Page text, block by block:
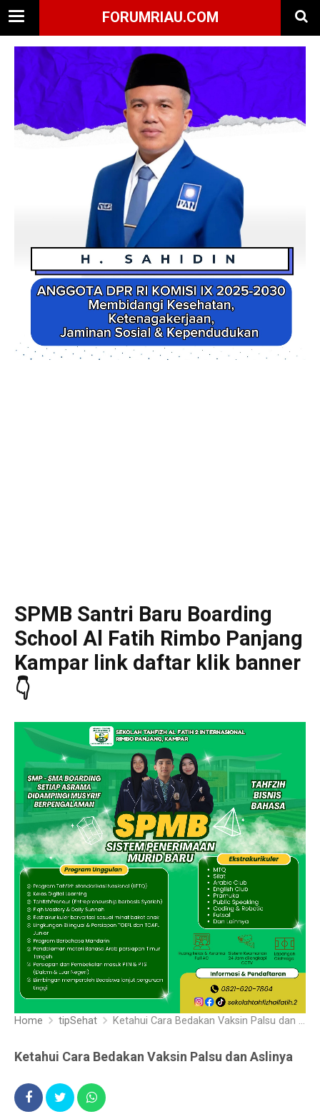
FORUMRIAU.COM
SPMB Santri Baru Boarding
School Al Fatih Rimbo Panjang
Kampar link daftar klik banner
👇
Home tipSehat Ketahui Cara Bedakan Vaksin Palsu dan Aslinya
Ketahui Cara Bedakan Vaksin Palsu dan Aslinya